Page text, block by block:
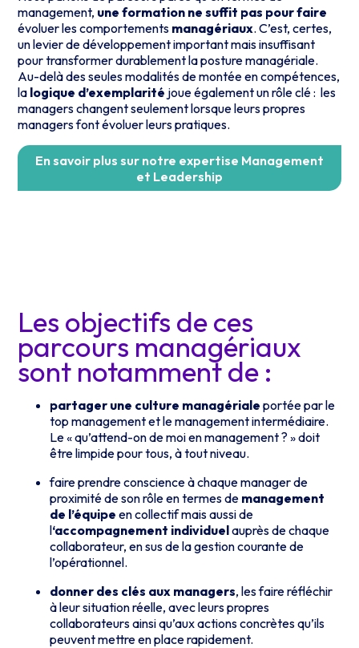
management, une formation ne suffit pas pour faire
évoluer les comportements managériaux. C’est, certes,
un levier de développement important mais insuffisant
pour transformer durablement la posture managériale.
Au-delà des seules modalités de montée en compétences,
la logique d’exemplarité joue également un rôle clé : les
managers changent seulement lorsque leurs propres
managers font évoluer leurs pratiques.
En savoir plus sur notre expertise Management
et Leadership
Les objectifs de ces
parcours managériaux
sont notamment de :
partager une culture managériale portée par le
top management et le management intermédiaire.
Le « qu’attend-on de moi en management ? » doit
être limpide pour tous, à tout niveau.
faire prendre conscience à chaque manager de
proximité de son rôle en termes de management
de l’équipe en collectif mais aussi de
l‘accompagnement individuelauprès de chaque
collaborateur, en sus de la gestion courante de
l’opérationnel.
donner des clés aux managers, les faire réfléchir
à leur situation réelle, avec leurs propres
collaborateurs ainsi qu’aux actions concrètes qu’ils
peuvent mettre en place rapidement.